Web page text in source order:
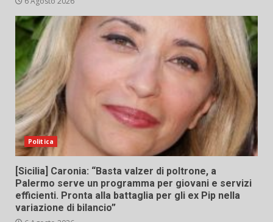
Politica
[Sicilia] Caronia: “Basta valzer di poltrone, a
Palermo serve un programma per giovani e servizi
efficienti. Pronta alla battaglia per gli ex Pip nella
variazione di bilancio”